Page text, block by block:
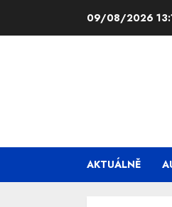
09/08/2026
AKTUÁLNĚ